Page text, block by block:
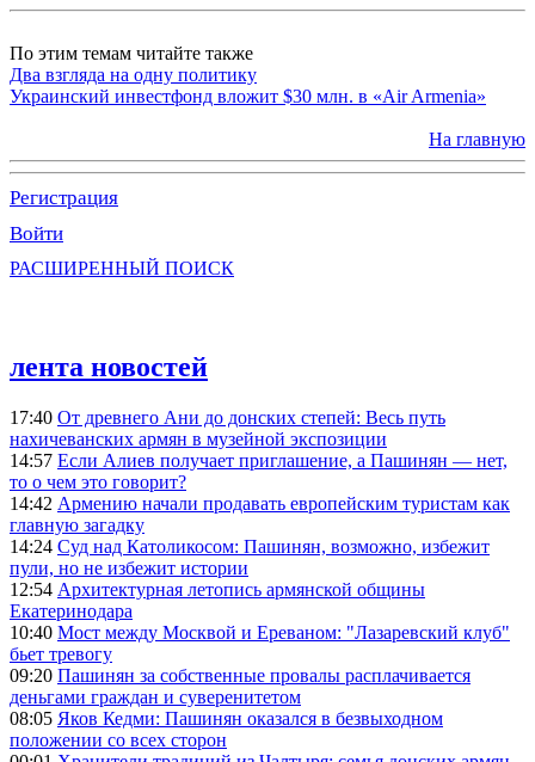
По этим темам читайте также
Два взгляда на одну политику
Украинский инвестфонд вложит $30 млн. в «Air Armenia»
На главную
Регистрация
Войти
РАСШИРЕННЫЙ ПОИСК
лента новостей
17:40 От древнего Ани до донских степей: Весь путь
нахичеванских армян в музейной экспозиции
14:57 Если Алиев получает приглашение, а Пашинян — нет,
то о чем это говорит?
14:42 Армению начали продавать европейским туристам как
главную загадку
14:24 Суд над Католикосом: Пашинян, возможно, избежит
пули, но не избежит истории
12:54 Архитектурная летопись армянской общины
Екатеринодара
10:40 Мост между Москвой и Ереваном: "Лазаревский клуб"
бьет тревогу
09:20 Пашинян за собственные провалы расплачивается
деньгами граждан и суверенитетом
08:05 Яков Кедми: Пашинян оказался в безвыходном
положении со всех сторон